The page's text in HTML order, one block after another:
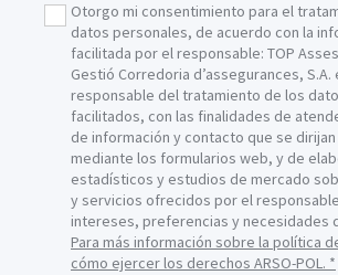
Otorgo mi consentimiento para el
datos personales, de acuerdo con la
facilitada por el responsable: TOP
Gestió Corredoria d’assegurances, S.A.
responsable del tratamiento de los
facilitados, con las finalidades de
de información y contacto que se
mediante los formularios web, y de
estadísticos y estudios de mercado
y servicios ofrecidos por el
intereses, preferencias y necesidades
Para más información sobre la política
cómo ejercer los derechos ARSO-POL. *